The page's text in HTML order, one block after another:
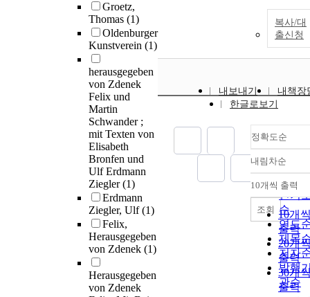
Groetz,
Thomas (1)
Oldenburger
Kunstverein (1)
herausgegeben
von Zdenek
Felix und
Martin
Schwander ;
mit Texten von
Elisabeth
Bronfen und
Ulf Erdmann
Ziegler(1)
Erdmann
Ziegler, Ulf(1)
Felix,
Herausgegeben
von Zdenek (1)
Herausgegeben
von Zdenek
복사/대
출신청
내보내기
내책장
한글로보기
정확도순
정확
순
인기
순
연도
제목
저자
발행
관순
내림차순
내림
10개씩 출력
10개
출력
20개
출력
30개
출력
조회